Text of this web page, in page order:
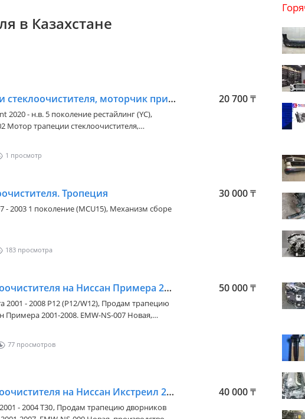
в Казахстане
Мотор трапеции стеклоочистителя, моторчик привода щёток 20 700₸
2020 - н.в. 5 поколение рестайлинг (YC),
1
Тропеция 30 000₸
- 2003 1 поколение (MCU15), Механизм сборе
183
Трапеция стеклоочистителя на Ниссан Примера 2001-2008 50 000₸
2001 - 2008 P12 (P12/W12), Продам трапецию
Примера 2001-2008. EMW-NS-007 Новая,
данной компанией,
WInfil, Febest и FCS Auto USA, чью продукция
Восточной Европы
77
Трапеция стеклоочистителя на Ниссан Икстреил 2001-2007 40 000₸
- 2004 T30, Продам трапецию дворников